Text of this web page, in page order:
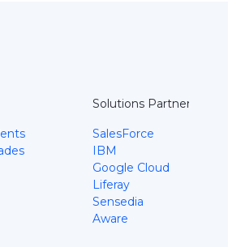
Solutions Partners
SalesForce
IBM
Google Cloud
Liferay
Sensedia
Aware